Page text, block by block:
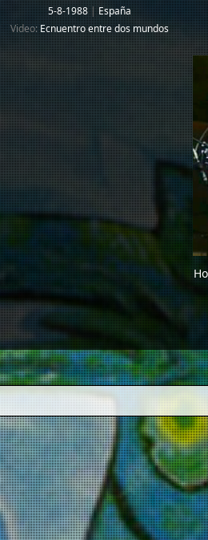
5-8-1988|España
Video:Ecnuentro entre dos mundos